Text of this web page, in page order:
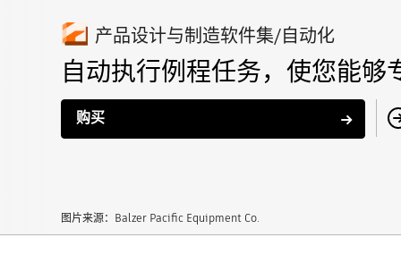
产品设计与制造软件集/自动化
自动执行例程任务，使您能够
购买
图片来源：Balzer Pacific Equipment Co.